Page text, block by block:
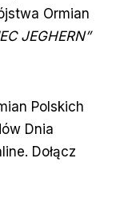
Ormian
JEGHERN”
Polskich
Dnia
Dołącz